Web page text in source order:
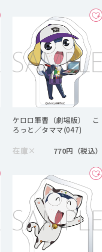
ケロロ軍曹（劇場版） こ
ろっと／タママ(047)
在庫× 770円